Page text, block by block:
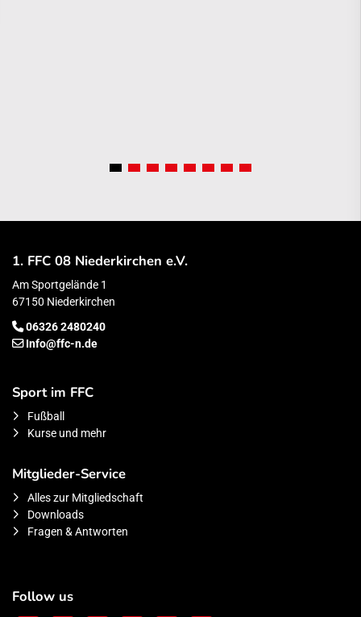
1. FFC 08 Niederkirchen e.V.
Am Sportgelände 1
67150 Niederkirchen
06326 2480240
Info@ffc-n.de
Sport im FFC
Fußball
Kurse und mehr
Mitglieder-Service
Alles zur Mitgliedschaft
Downloads
Fragen & Antworten
Follow us